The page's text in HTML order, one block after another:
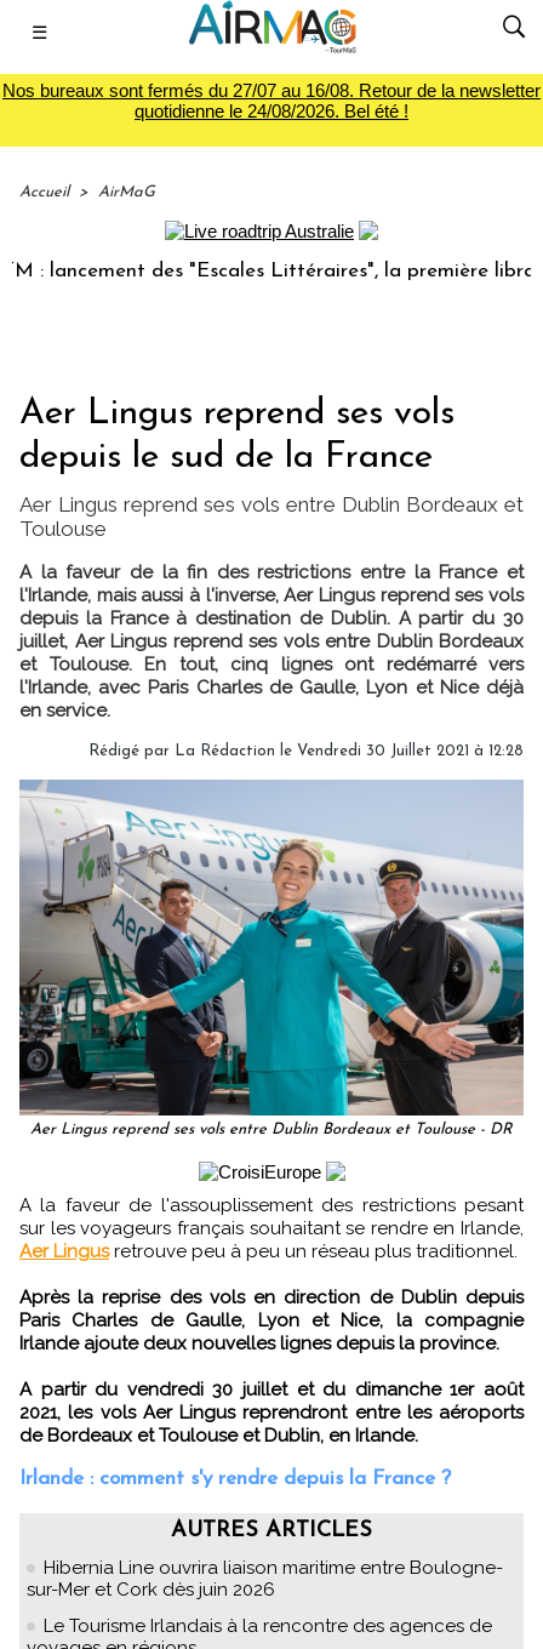
☰
Nos bureaux sont fermés du 27/07 au 16/08. Retour de la newsletter
quotidienne le 24/08/2026. Bel été !
Accueil > AirMaG
des "Escales Littéraires", la première librairie
Aer Lingus reprend ses vols
depuis le sud de la France
Aer Lingus reprend ses vols entre Dublin Bordeaux et
Toulouse
A la faveur de la fin des restrictions entre la France et
l'Irlande, mais aussi à l'inverse, Aer Lingus reprend ses vols
depuis la France à destination de Dublin. A partir du 30
juillet, Aer Lingus reprend ses vols entre Dublin Bordeaux
et Toulouse. En tout, cinq lignes ont redémarré vers
l'Irlande, avec Paris Charles de Gaulle, Lyon et Nice déjà
en service.
Rédigé par La Rédaction le Vendredi 30 Juillet 2021 à 12:28
Aer Lingus reprend ses vols entre Dublin Bordeaux et Toulouse - DR
A la faveur de l'assouplissement des restrictions pesant
sur les voyageurs français souhaitant se rendre en Irlande,
Aer Lingusretrouve peu à peu un réseau plus traditionnel.
Après la reprise des vols en direction de Dublin depuis
Paris Charles de Gaulle, Lyon et Nice, la compagnie
Irlande ajoute deux nouvelles lignes depuis la province.
A partir du vendredi 30 juillet et du dimanche 1er août
2021, les vols Aer Lingus reprendront entre les aéroports
de Bordeaux et Toulouse et Dublin, en Irlande.
Irlande : comment s'y rendre depuis la France ?
AUTRES ARTICLES
Hibernia Line ouvrira liaison maritime entre Boulogne-
sur-Mer et Cork dès juin 2026
Le Tourisme Irlandais à la rencontre des agences de